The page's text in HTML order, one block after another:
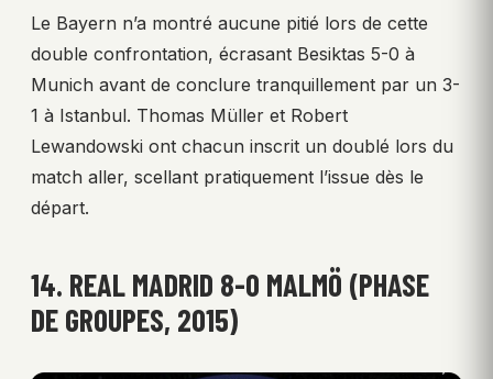
Le Bayern n’a montré aucune pitié lors de cette
double confrontation, écrasant Besiktas 5-0 à
Munich avant de conclure tranquillement par un 3-
1 à Istanbul. Thomas Müller et Robert
Lewandowski ont chacun inscrit un doublé lors du
match aller, scellant pratiquement l’issue dès le
départ.
14. REAL MADRID 8-0 MALMÖ (PHASE
DE GROUPES, 2015)